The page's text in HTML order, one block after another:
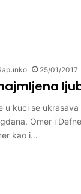
25/01/2017
u kuci se
Omer i
kao i…